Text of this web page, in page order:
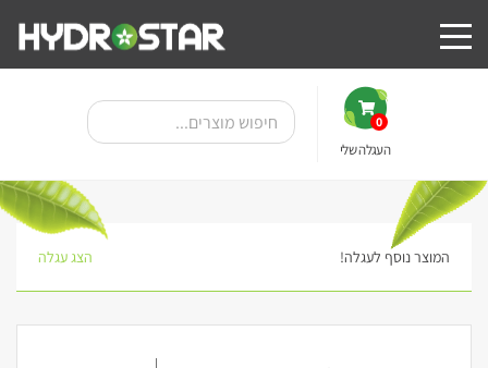
0
העגלה שלי
המוצר נוסף לעגלה! הצג עגלה